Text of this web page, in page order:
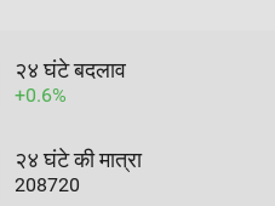
२४ घंटे बदलाव
+0.6%
२४ घंटे की मात्रा
208720